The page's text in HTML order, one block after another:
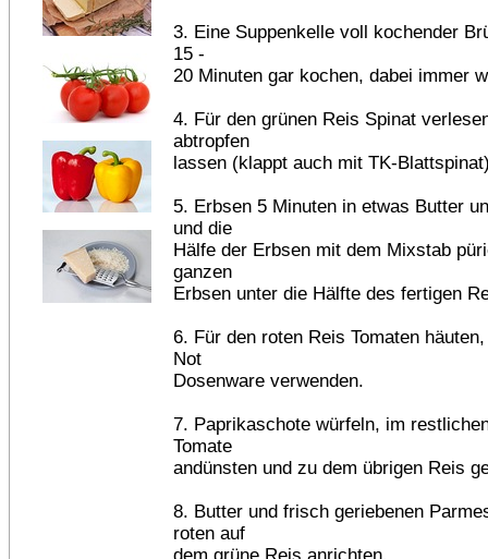
3. Eine Suppenkelle voll kochender
15 -
20 Minuten gar kochen, dabei immer
4. Für den grünen Reis Spinat
abtropfen
lassen (klappt auch mit TK-
5. Erbsen 5 Minuten in etwas Butter
und die
Hälfe der Erbsen mit dem Mixstab
ganzen
Erbsen unter die Hälfte des fertigen
6. Für den roten Reis Tomaten
Not
Dosenware verwenden.
7. Paprikaschote würfeln, im
Tomate
andünsten und zu dem übrigen Reis
8. Butter und frisch geriebenen
roten auf